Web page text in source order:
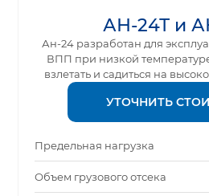
АН-24Т и
Ан-24 разработан для
ВПП при низкой
взлетать и садиться на
УТОЧНИТЬ
Предельная нагрузка
Объем грузового отсека